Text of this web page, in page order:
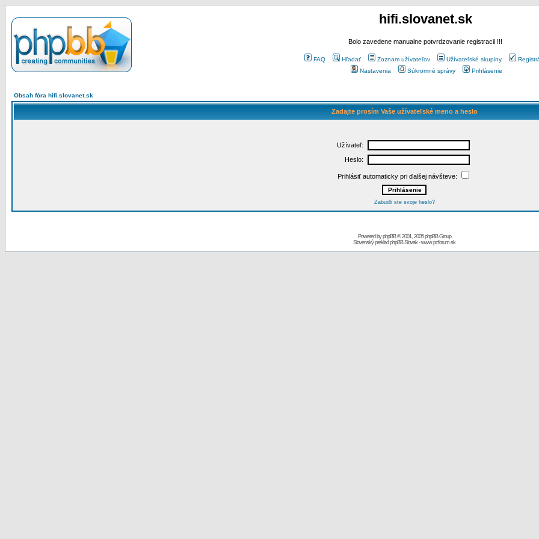
hifi.slovanet.sk
Bolo zavedene manualne potvrdzovanie registracii !!!
FAQ Hľadať Zoznam užívateľov Užívateľské skupiny
Nastavenia
Súkromné správy Prihlásenie
Obsah fóra hifi.slovanet.sk
Zadajte prosím Vaše užívateľské meno a heslo
Užívateľ:
Heslo:
Prihlásiť automaticky pri ďalšej návšteve:
Zabudli ste svoje heslo?
Powered byphpBB© 2001, 2005 phpBB Group
Slovenský preklad phpBB Slovak-www.pcforum.sk